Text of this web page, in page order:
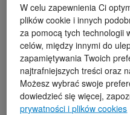
W celu zapewnienia Ci
plików cookie i innych
za pomocą tych technologii
celów, między innymi do
zapamiętywania Twoich
najtrafniejszych treści oraz
Możesz wybrać swoje
dowiedzieć się więcej,
prywatności i plików cookies